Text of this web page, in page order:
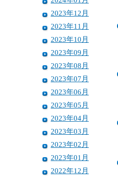
2023年12月
2023年11月
2023年10月
2023年09月
2023年08月
2023年07月
2023年06月
2023年05月
2023年04月
2023年03月
2023年02月
2023年01月
2022年12月